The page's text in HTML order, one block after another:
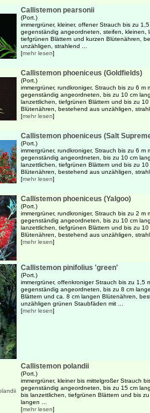
Callistemon pearsonii
(Port.)
immergrüner, kleiner, offener Strauch bis zu
gegenständig angeordneten, steifen, kleinen,
tiefgrünen Blättern und kurzen Blütenähren,
unzähligen, strahlend ...
[mehr lesen]
Callistemon phoeniceus (Goldfields)
(Port.)
immergrüner, rundkroniger, Strauch bis zu 6 m
gegenständig angeordneten, bis zu 10 cm
lanzettlichen, tiefgrünen Blättern und bis zu 10
Blütenähren, bestehend aus unzähligen,
[mehr lesen]
Callistemon phoeniceus (Salt
(Port.)
immergrüner, rundkroniger, Strauch bis zu 6 m
gegenständig angeordneten, bis zu 10 cm
lanzettlichen, tiefgrünen Blättern und bis zu 10
Blütenähren, bestehend aus unzähligen,
[mehr lesen]
Callistemon phoeniceus (Yalgoo)
(Port.)
immergrüner, rundkroniger, Strauch bis zu 2 m
gegenständig angeordneten, bis zu 10 cm
lanzettlichen, tiefgrünen Blättern und bis zu 10
Blütenähren, bestehend aus unzähligen,
[mehr lesen]
Callistemon pinifolius 'green'
(Port.)
immergrüner, offenkroniger Strauch bis zu 1,5
gegenständig angeordneten, bis zu 8 cm
Blättern und ca. 8 cm langen Blütenähren,
unzähligen grünen Staubfäden mit ...
[mehr lesen]
Callistemon polandii
(Port.)
immergrüner, kleiner bis mittelgroßer Strauch
gegenständig angeordneten, bis zu 15 cm
bis lanzettlichen, tiefgrünen Blättern und bis
langen ...
[mehr lesen]